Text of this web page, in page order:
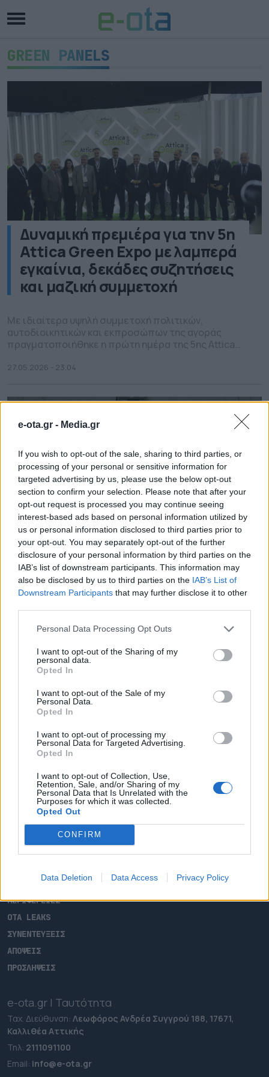
e-ota.gr - Media.gr
If you wish to opt-out of the sale, sharing to third parties, or
processing of your personal or sensitive information for
targeted advertising by us, please use the below opt-out
section to confirm your selection. Please note that after your
opt-out request is processed you may continue seeing
interest-based ads based on personal information utilized by
us or personal information disclosed to third parties prior to
your opt-out. You may separately opt-out of the further
disclosure of your personal information by third parties on the
IAB’s list of downstream participants. This information may
also be disclosed by us to third parties on the IAB’s List of
Downstream Participants that may further disclose it to other
Personal Data Processing Opt Outs
I want to opt-out of the Sharing of my
personal data.
Opted In
I want to opt-out of the Sale of my
Personal Data.
Opted In
I want to opt-out of processing my
Personal Data for Targeted Advertising.
Opted In
I want to opt-out of Collection, Use,
Retention, Sale, and/or Sharing of my
Personal Data that Is Unrelated with the
Purposes for which it was collected.
Opted Out
CONFIRM
Data Deletion Data Access Privacy Policy
GREEN PANELS
Δυναμική πρεμιέρα για την 5η
Attica Green Expo με λαμπερά
εγκαίνια, δεκάδες συζητήσεις
και μαζική συμμετοχή
Kwon Do στο Παλαιό Φάληρο, με τη διοργάνωση να
κυκλική οικονομία και τη βιώσιμη ανάπτυξη στη
27.05.2026 - 23.04
Attica Green Expo 2026: Όλα όσα
περιλαμβάνουν τα Eco, O.T.A. και
Green Panels της πρώτης ημέρας
Η Attica Green Expo 2026 επιστρέφει από τις 27 έως
τις 30 Μαΐου στο Κλειστό Ολυμπιακό Γήπεδο Tae
Kwon Do στο Παλαιό Φάληρο
20.05.2026 - 11.53
ΠΕΡΙΦΕΡΕΙΕΣ
OTA LEAKS
ΣΥΝΕΝΤΕΥΞΕΙΣ
ΑΠΟΨΕΙΣ
ΠΡΟΣΛΗΨΕΙΣ
e-ota.gr | Ταυτότητα
Ταχ. Διεύθυνση: Λεωφόρος Ανδρέα Συγγρού 188, 17671,
Καλλιθέα Αττικής
Τηλ: 2111091100
Εmail: info@e-ota.gr